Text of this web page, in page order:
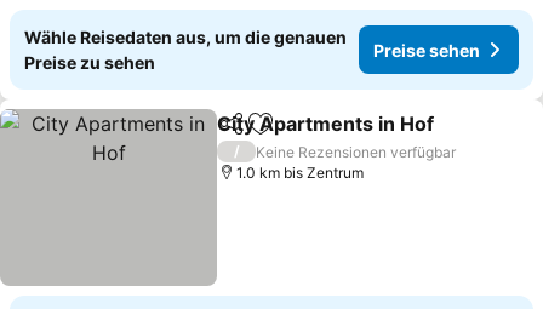
Wähle Reisedaten aus, um die genauen
Preise zu sehen
Preise sehen
TeilenZu Favoriten hinzufügen
City Apartments in Hof
/
Keine Rezensionen verfügbar
1.0 km bis Zentrum